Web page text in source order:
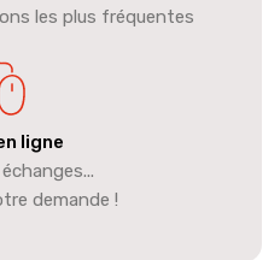
les plus fréquentes
ligne
demande !